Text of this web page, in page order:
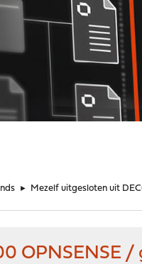
► Mezelf uitgesloten uit
OPNSENSE